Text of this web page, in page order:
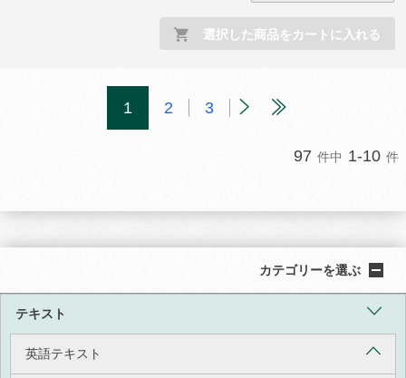
選択した商品をカートに入れる
1 2 3
97 件中 1-10 件
カテゴリーを選ぶ
テキスト
英語テキスト